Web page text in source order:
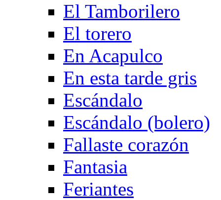
El Tamborilero
El torero
En Acapulco
En esta tarde gris
Escándalo
Escándalo (bolero)
Fallaste corazón
Fantasia
Feriantes